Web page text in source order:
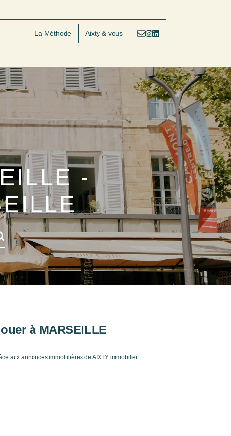
La Méthode Aixty & vous
-
à MARSEILLE
aux annonces immobilières de AIXTY immobilier.